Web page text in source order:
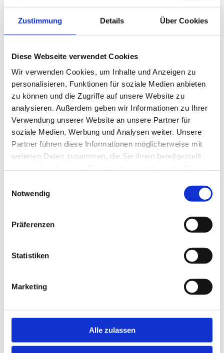
Zustimmung Details Über Cookies
Diese Webseite verwendet Cookies
Wir verwenden Cookies, um Inhalte und Anzeigen zu
personalisieren, Funktionen für soziale Medien anbieten
zu können und die Zugriffe auf unsere Website zu
analysieren. Außerdem geben wir Informationen zu Ihrer
Verwendung unserer Website an unsere Partner für
soziale Medien, Werbung und Analysen weiter. Unsere
Partner führen diese Informationen möglicherweise mit
weiteren Daten zusammen, die Sie ihnen bereitgestellt
Notwendig
Präferenzen
Statistiken
Marketing
Alle zulassen
ein- und mehrstufigen Pumpen
Sicherheitsventilen mit TÜV -
Abnahme in unserem Haus
Service vor Ort an:
petrolchemischen Anlagen
Verbrennungsanlagen